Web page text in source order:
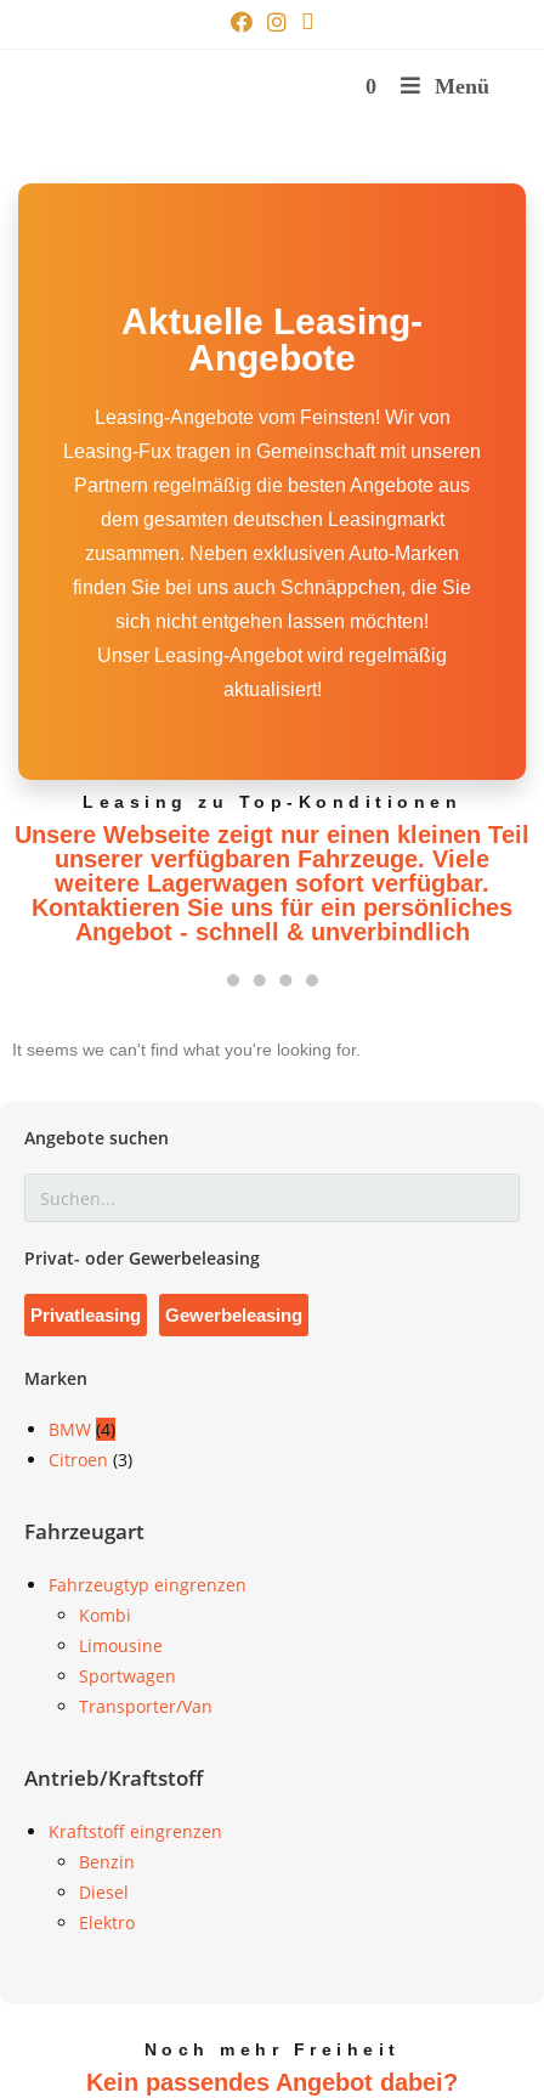
0 Menü
Aktuelle Leasing-
Angebote
Leasing-Angebote vom Feinsten! Wir von
Leasing-Fux tragen in Gemeinschaft mit unseren
Partnern regelmäßig die besten Angebote aus
dem gesamten deutschen Leasingmarkt
zusammen. Neben exklusiven Auto-Marken
finden Sie bei uns auch Schnäppchen, die Sie
sich nicht entgehen lassen möchten!
Unser Leasing-Angebot wird regelmäßig
aktualisiert!
Leasing zu Top-Konditionen
Unsere Webseite zeigt nur einen kleinen Teil
unserer verfügbaren Fahrzeuge. Viele
weitere Lagerwagen sofort verfügbar.
Kontaktieren Sie uns für ein persönliches
Angebot - schnell & unverbindlich
Angebote suchen
Privat- oder Gewerbeleasing
Privatleasing Gewerbeleasing
Marken
BMW (4)
Citroen (3)
Fahrzeugart
Fahrzeugtyp eingrenzen
Kombi
Limousine
Sportwagen
Transporter/Van
Antrieb/Kraftstoff
Kraftstoff eingrenzen
Benzin
Diesel
Elektro
It seems we can't find what you're looking for.
Noch mehr Freiheit
Kein passendes Angebot dabei?